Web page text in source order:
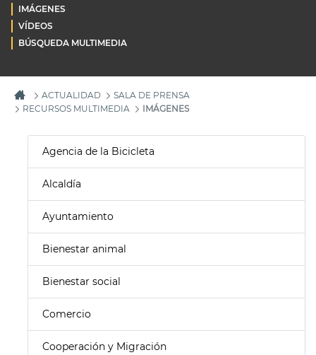
IMÁGENES
VÍDEOS
BÚSQUEDA MULTIMEDIA
ACTUALIDAD
SALA DE PRENSA
RECURSOS MULTIMEDIA
IMÁGENES
Agencia de la Bicicleta
Alcaldía
Ayuntamiento
Bienestar animal
Bienestar social
Comercio
Cooperación y Migración